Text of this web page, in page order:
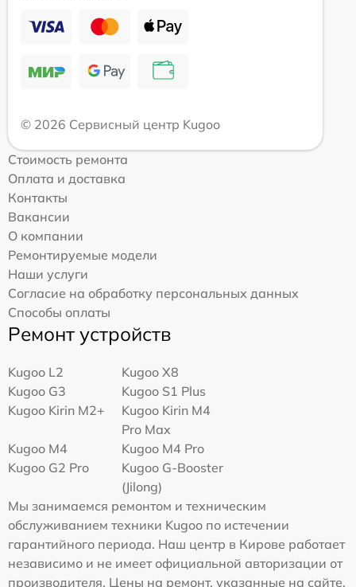
© 2026 Сервисный центр Kugoo
Стоимость ремонта
Оплата и доставка
Контакты
Вакансии
О компании
Ремонтируемые модели
Наши услуги
Согласие на обработку персональных данных
Способы оплаты
Ремонт устройств
Kugoo L2
Kugoo X8
Kugoo G3
Kugoo S1 Plus
Kugoo Kirin M2+
Kugoo Kirin M4
Pro Max
Kugoo M4
Kugoo M4 Pro
Kugoo G2 Pro
Kugoo G-Booster
(Jilong)
Мы занимаемся ремонтом и техническим
обслуживанием техники Kugoo по истечении
гарантийного периода. Наш центр в Кирове работает
независимо и не имеет официальной авторизации от
производителя. Цены на ремонт, указанные на сайте,